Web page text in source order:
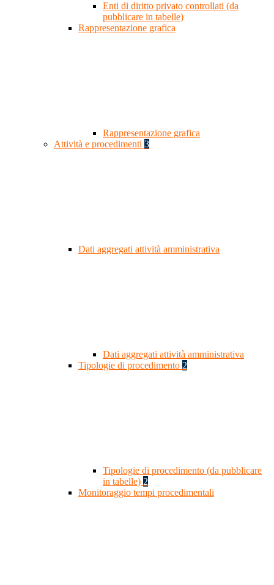
Enti di diritto privato controllati (da
pubblicare in tabelle)
Rappresentazione grafica
Rappresentazione grafica
Attività e procedimenti 3
Dati aggregati attività amministrativa
Dati aggregati attività amministrativa
Tipologie di procedimento 2
Tipologie di procedimento (da pubblicare
in tabelle) 2
Monitoraggio tempi procedimentali